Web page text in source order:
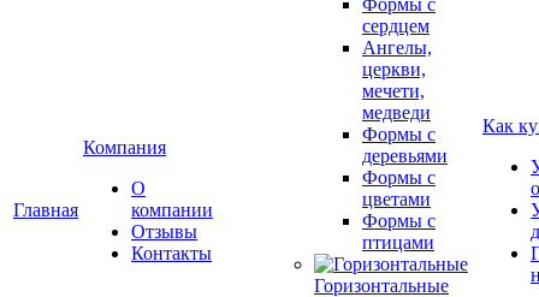
Главная
Компания
О
компании
Отзывы
Контакты
Формы с
сердцем
Ангелы,
церкви,
мечети,
медведи
Формы с
деревьями
Формы с
цветами
Формы с
птицами
Горизонтальные
Как